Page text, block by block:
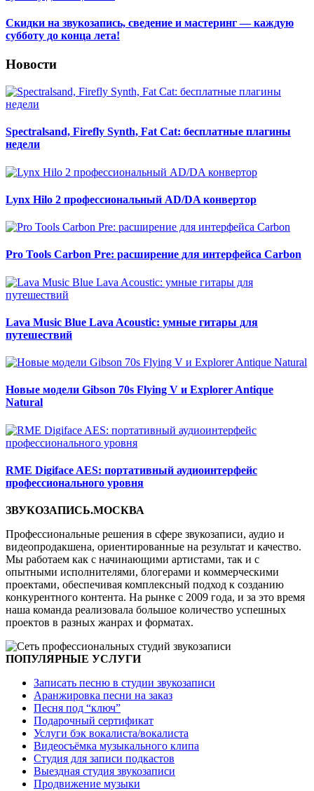
Скидки на звукозапись, сведение и мастеринг — каждую
субботу до конца лета!
Новости
Spectralsand, Firefly Synth, Fat Cat: бесплатные плагины
недели
Lynx Hilo 2 профессиональный AD/DA конвертор
Pro Tools Carbon Pre: расширение для интерфейса Carbon
Lava Music Blue Lava Acoustic: умные гитары для
путешествий
Новые модели Gibson 70s Flying V и Explorer Antique
Natural
RME Digiface AES: портативный аудиоинтерфейс
профессионального уровня
ЗВУКОЗАПИСЬ.МОСКВА
Профессиональные решения в сфере звукозаписи, аудио и
видеопродакшена, ориентированные на результат и качество.
Мы работаем как с начинающими артистами, так и с
опытными исполнителями, блогерами и коммерческими
проектами, обеспечивая комплексный подход к созданию
конкурентного контента. На рынке с 2009 года, и за это время
наша команда реализовала большое количество успешных
проектов в разных жанрах и форматах.
ПОПУЛЯРНЫЕ УСЛУГИ
Записать песню в студии звукозаписи
Аранжировка песни на заказ
Песня под “ключ”
Подарочный сертификат
Услуги бэк вокалиста/вокалиста
Видеосъёмка музыкального клипа
Студия для записи подкастов
Выездная студия звукозаписи
Продвижение музыки